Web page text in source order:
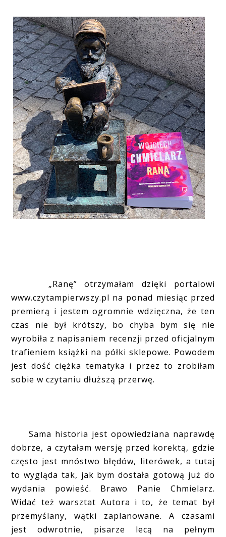
„Ranę” otrzymałam dzięki portalowi
www.czytampierwszy.pl na ponad miesiąc przed
premierą i jestem ogromnie wdzięczna, że ten
czas nie był krótszy, bo chyba bym się nie
wyrobiła z napisaniem recenzji przed oficjalnym
trafieniem książki na półki sklepowe. Powodem
jest dość ciężka tematyka i przez to zrobiłam
sobie w czytaniu dłuższą przerwę.
Sama historia jest opowiedziana naprawdę
dobrze, a czytałam wersję przed korektą, gdzie
często jest mnóstwo błędów, literówek, a tutaj
to wygląda tak, jak bym dostała gotową już do
wydania powieść. Brawo Panie Chmielarz.
Widać też warsztat Autora i to, że temat był
przemyślany, wątki zaplanowane. A czasami
jest odwrotnie, pisarze lecą na pełnym